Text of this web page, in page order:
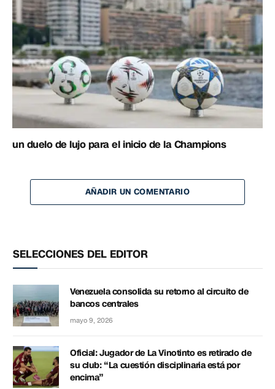
un duelo de lujo para el inicio de la Champions
AÑADIR UN COMENTARIO
SELECCIONES DEL EDITOR
Venezuela consolida su retorno al circuito de
bancos centrales
mayo 9, 2026
Oficial: Jugador de La Vinotinto es retirado de
su club: “La cuestión disciplinaria está por
encima”